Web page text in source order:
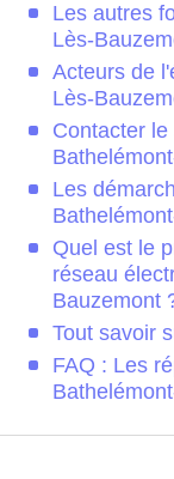
Les autres
Lès-
Acteurs de
Lès-
Contacter
Les
Quel est le
réseau
Bauzemont
Tout savoir
FAQ : Les